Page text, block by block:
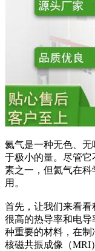
氦气是一种无色、
于极小的量。尽管
素之一，但氦气在
用。
首先，让我们来看
很高的热导率和电
种重要的材料，在
核磁共振成像（MRI